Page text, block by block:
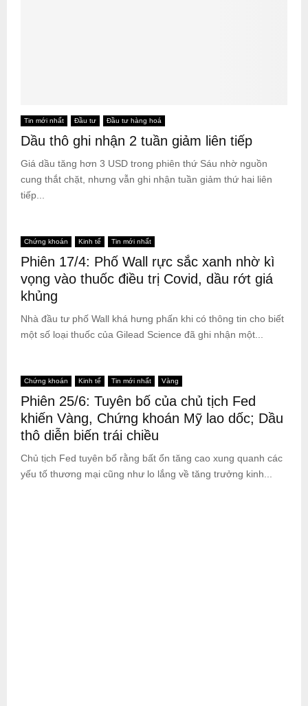
Tin mới nhất Đầu tư Đầu tư hàng hoá
Dầu thô ghi nhận 2 tuần giảm liên tiếp
Giá dầu tăng hơn 3 USD trong phiên thứ Sáu nhờ nguồn
cung thắt chặt, nhưng vẫn ghi nhận tuần giảm thứ hai liên
tiếp...
Chứng khoán Kinh tế Tin mới nhất
Phiên 17/4: Phố Wall rực sắc xanh nhờ kì
vọng vào thuốc điều trị Covid, dầu rớt giá
khủng
Nhà đầu tư phố Wall khá hưng phấn khi có thông tin cho biết
một số loại thuốc của Gilead Science đã ghi nhận một...
Chứng khoán Kinh tế Tin mới nhất Vàng
Phiên 25/6: Tuyên bố của chủ tịch Fed
khiến Vàng, Chứng khoán Mỹ lao dốc; Dầu
thô diễn biến trái chiều
Chủ tịch Fed tuyên bố rằng bất ổn tăng cao xung quanh các
yếu tố thương mại cũng như lo lắng về tăng trưởng kinh...